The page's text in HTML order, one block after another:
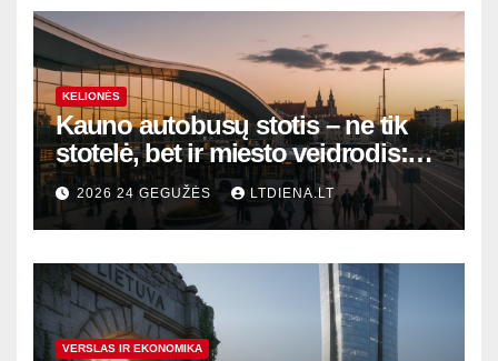
KELIONĖS
Kauno autobusų stotis – ne tik
stotelė, bet ir miesto veidrodis:
modernūs vartai į laikinąją
sostinę
2026 24 GEGUŽĖS LTDIENA.LT
VERSLAS IR EKONOMIKA